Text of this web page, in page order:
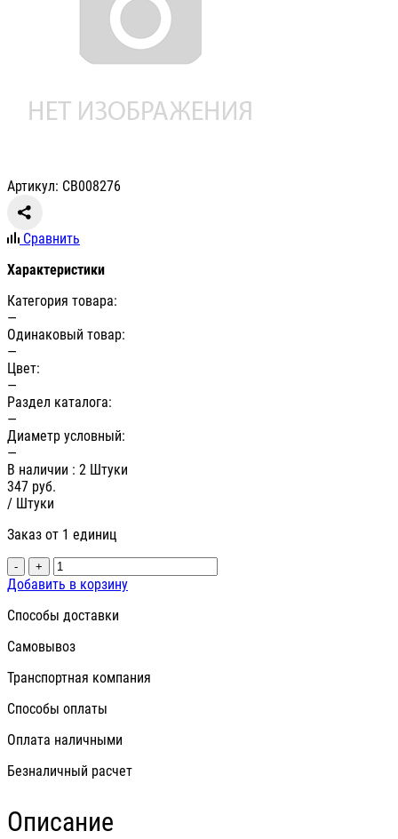
Артикул: СВ008276
Сравнить
Характеристики
Категория товара:
—
Одинаковый товар:
—
Цвет:
—
Раздел каталога:
—
Диаметр условный:
—
В наличии : 2 Штуки
347 руб.
/ Штуки
Заказ от 1 единиц
- +
Добавить в корзину
Способы доставки
Самовывоз
Транспортная компания
Способы оплаты
Оплата наличными
Безналичный расчет
Описание